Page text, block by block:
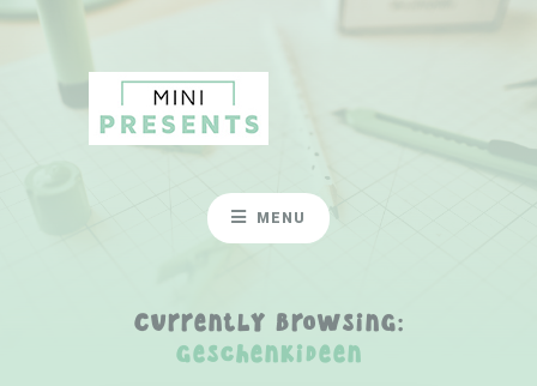
MENU
Currently Browsing:
Geschenkideen